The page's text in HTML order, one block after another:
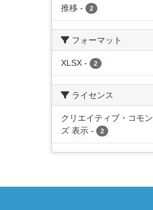
推移 - 2
フォーマット
XLSX - 2
ライセンス
クリエイティブ・コモン
ズ 表示 - 2